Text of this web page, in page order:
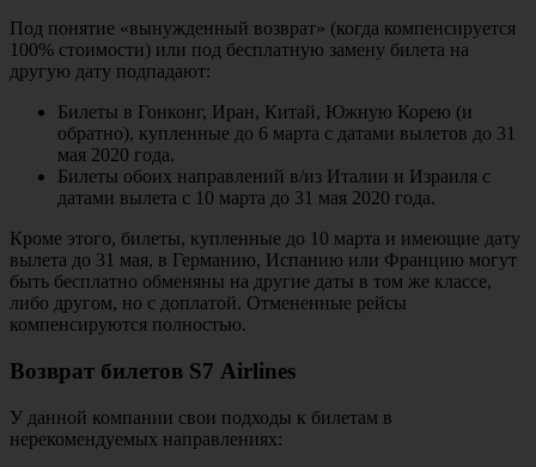
Под понятие «вынужденный возврат» (когда компенсируется
100% стоимости) или под бесплатную замену билета на
другую дату подпадают:
Билеты в Гонконг, Иран, Китай, Южную Корею (и
обратно), купленные до 6 марта с датами вылетов до 31
мая 2020 года.
Билеты обоих направлений в/из Италии и Израиля с
датами вылета с 10 марта до 31 мая 2020 года.
Кроме этого, билеты, купленные до 10 марта и имеющие дату
вылета до 31 мая, в Германию, Испанию или Францию могут
быть бесплатно обменяны на другие даты в том же классе,
либо другом, но с доплатой. Отмененные рейсы
компенсируются полностью.
Возврат билетов S7 Аirlines
У данной компании свои подходы к билетам в
нерекомендуемых направлениях: